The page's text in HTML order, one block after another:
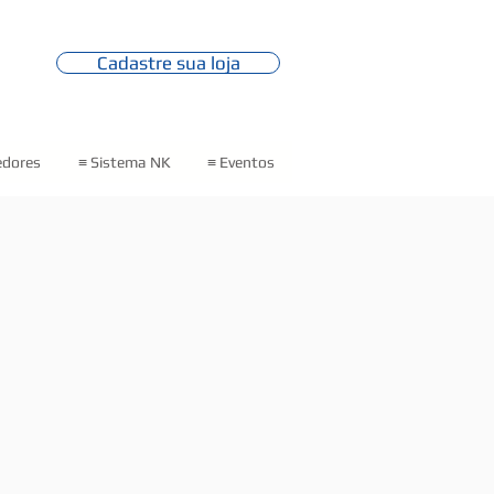
Cadastre sua loja
≡ Sistema NK ≡ Eventos